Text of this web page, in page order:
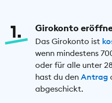
1 Girokonto
Das Girokonto ist
wenn mindestens
oder für alle unter
hast du den Antrag
abgeschickt.